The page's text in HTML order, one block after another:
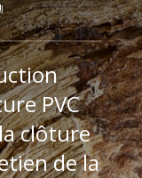
PVC
clôture
de la